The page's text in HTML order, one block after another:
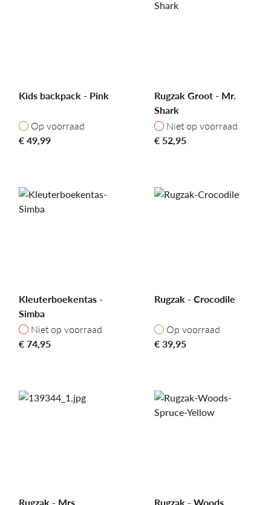
Kids backpack - Pink
Op voorraad
Op voorraad
€49,99
Rugzak Groot - Mr.
Shark
Niet op voorraad
Niet op voorraad
€ 52,95
Kleuterboekentas -
Simba
Niet op voorraad
Niet op voorraad
€74,95
Rugzak - Crocodile
Op voorraad
Op voorraad
€39,95